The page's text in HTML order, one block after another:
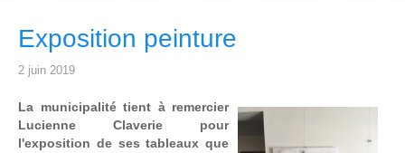
Exposition peinture
2 juin 2019
La municipalité tient à remercier
Lucienne Claverie pour
l'exposition de ses tableaux que